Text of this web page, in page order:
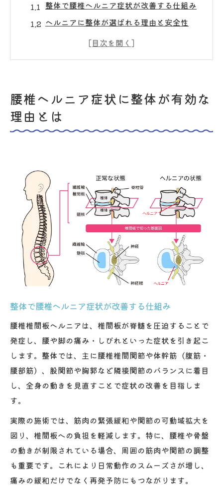
整体で腰椎ヘルニア症状が改善する仕組み
ヘルニアに整体が選ばれる理由と安全性
整体による椎間板ヘルニアの根本対策とは
整体の可動域拡大アプローチと改善効果
腰椎椎間関節と体幹筋の整体的ケア法
整体による体幹エクササイズの実践方法
体幹バランスと関節ケアで生活の質向上へ
整体で体幹バランスを整えるメリット
関節可動域を広げる整体の実践ポイント
生活の質を高める整体とセルフケアの併用
法
整体施術がもたらす姿勢改善の効果
椎間板ヘルニアなら整体施術の効果を実感
整体施術でヘルニア症状が緩和した体験談
椎間板ヘルニアに整体が役立つ理由の解説
整体施術の効果を最大限に引き出すポイン
ト
整体の効果を感じるまでの期間と変化
改善
痛みを和らげる整体施術とセルフケア法
整体の痛み緩和施術とその仕組みについて
自宅でできる整体的セルフケアのポイント
腰椎ヘルニア症状に整体が有効な
理由とは
整体で腰椎ヘルニア症状が改善する仕組み
腰椎椎間板ヘルニアは、椎間板が脊髄を圧迫することで
発症し、腰や脚の痛み・しびれといった症状を引き起こ
します。整体では、主に腰椎椎間関節や体幹筋（腹筋・
腰部筋）、股関節や胸郭など隣接関節のバランスに着目
し、全身の動きを見直すことで症状の改善を目指しま
す。
実際の施術では、筋肉の緊張緩和や関節の可動域拡大を
図り、椎間板への負担を軽減します。特に、腰椎や骨盤
の動きが制限されている場合、周囲の筋肉や関節の調整
も重要です。これにより日常動作のスムーズさが増し、
痛みの緩和だけでなく再発予防にもつながります。